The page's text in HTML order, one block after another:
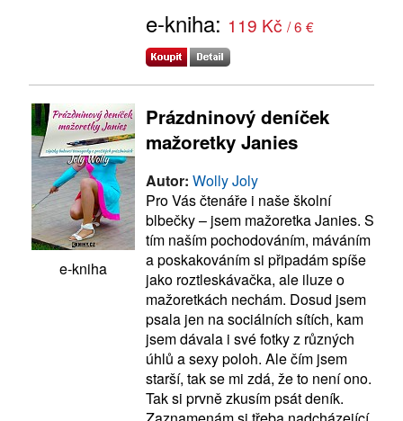
e-kniha: 119 Kč / 6 €
e-kniha
Prázdninový deníček
mažoretky Janies
Autor: Wolly Joly
Pro Vás čtenáře i naše školní
blbečky – jsem mažoretka Janies. S
tím naším pochodováním, máváním
a poskakováním si připadám spíše
jako roztleskávačka, ale iluze o
mažoretkách nechám. Dosud jsem
psala jen na sociálních sítích, kam
jsem dávala i své fotky z různých
úhlů a sexy poloh. Ale čím jsem
starší, tak se mi zdá, že to není ono.
Tak si prvně zkusím psát deník.